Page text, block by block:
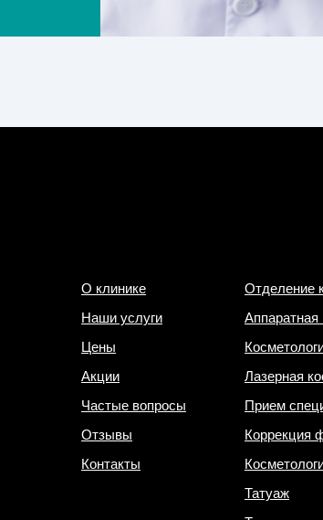
О клинике Отделение
Отзывы
Цены
Акции
Частые вопросы
Контакты
Наши услуги
Аппаратная
Лазерная
Прием
Коррекция
Татуаж